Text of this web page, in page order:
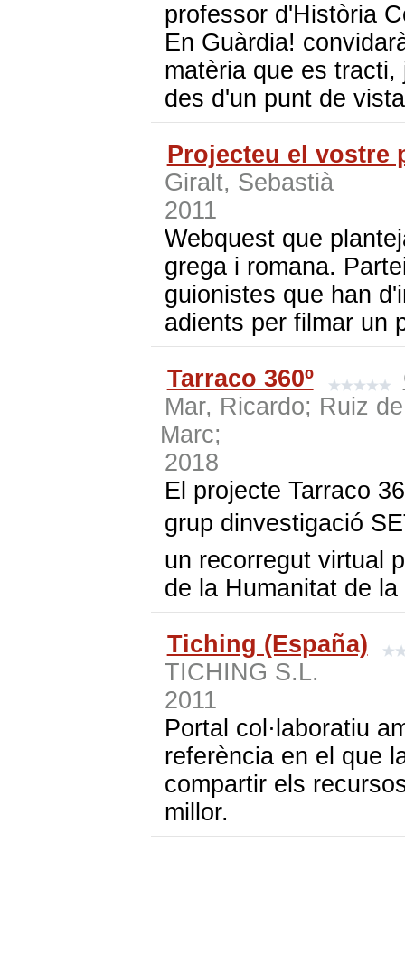
professor d'Història
En Guàrdia!
matèria que es
des d'un punt de
Projecteu el vostre
Giralt, Sebastià
2011
Webquest que
grega i romana.
guionistes que han
adients per filmar un
Tarraco 360º
Mar, Ricardo; Ruiz
Marc;
2018
El projecte Tarraco
grup dinvestigació
un recorregut virtual
de la Humanitat de
Tiching (España)
TICHING S.L.
2011
Portal col·laboratiu
referència en el que
compartir els
millor.